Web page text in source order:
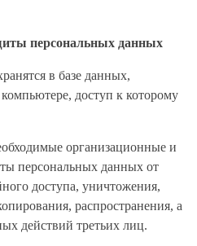
персональных данных
в базе данных,
доступ к которому
организационные и
персональных данных от
доступа, уничтожения,
распространения, а
действий третьих лиц.